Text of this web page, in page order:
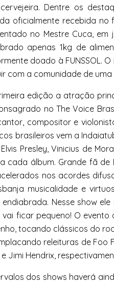
Dentre os
oficialmente recebida
no Mestre Cuca,
apenas 1kg de
doado à FUNSSOL.
com a comunidade de uma
edição a atração
no The Voice
compositor e
brasileiros vem a
Presley, Vinicius de
cada álbum. Grande fã
nos acordes
musicalidade e
Nesse show
ficar pequeno! O evento
tocando clássicos do
releituras de Foo
Jimi Hendrix,
dos shows haverá